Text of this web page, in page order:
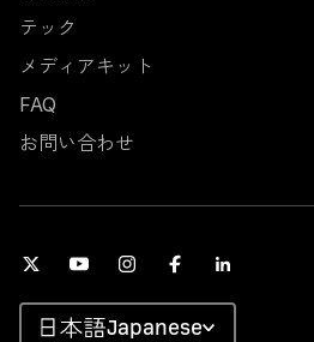
テック
メディアキット
FAQ
お問い合わせ
Japanese